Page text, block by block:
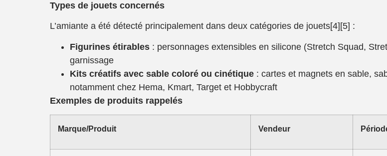
Types de jouets concernés
L’amiante a été détecté principalement dans deux catégories de jouets[4][5] :
Figurines étirables : personnages extensibles en silicone (Stretch Squad,
garnissage
Kits créatifs avec sable coloré ou cinétique : cartes et magnets en sable,
notamment chez Hema, Kmart, Target et Hobbycraft
Exemples de produits rappelés
Marque/Produit Vendeur P